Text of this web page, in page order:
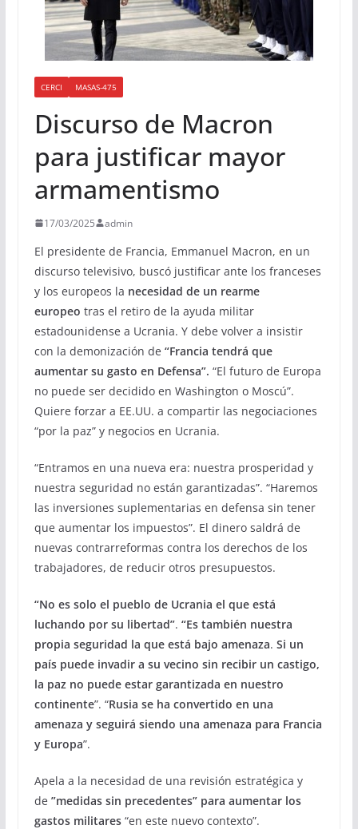
CERCI MASAS-475
Discurso de Macron
para justificar mayor
armamentismo
17/03/2025 admin
El presidente de Francia, Emmanuel Macron, en un
discurso televisivo, buscó justificar ante los franceses
y los europeos la necesidad de un rearme
europeo tras el retiro de la ayuda militar
estadounidense a Ucrania. Y debe volver a insistir
con la demonización de “Francia tendrá que
aumentar su gasto en Defensa”. “El futuro de Europa
no puede ser decidido en Washington o Moscú”.
Quiere forzar a EE.UU. a compartir las negociaciones
“por la paz” y negocios en Ucrania.
“Entramos en una nueva era: nuestra prosperidad y
nuestra seguridad no están garantizadas”. “Haremos
las inversiones suplementarias en defensa sin tener
que aumentar los impuestos”. El dinero saldrá de
nuevas contrarreformas contra los derechos de los
trabajadores, de reducir otros presupuestos.
“No es solo el pueblo de Ucrania el que está
luchando por su libertad”. “Es también nuestra
propia seguridad la que está bajo amenaza. Si un
país puede invadir a su vecino sin recibir un castigo,
la paz no puede estar garantizada en nuestro
continente”. “Rusia se ha convertido en una
amenaza y seguirá siendo una amenaza para Francia
y Europa”.
Apela a la necesidad de una revisión estratégica y
de ”medidas sin precedentes” para aumentar los
gastos militares“en este nuevo contexto”.